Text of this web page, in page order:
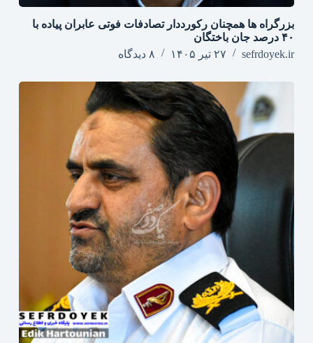
بزرگراه‌ ها همچنان رکورددار تصادفات فوتی عابران پیاده با
۴۰ درصد جان‌ باختگان
sefrdoyek.ir
۲۷ تیر ۱۴۰۵ ۸ دیدگاه